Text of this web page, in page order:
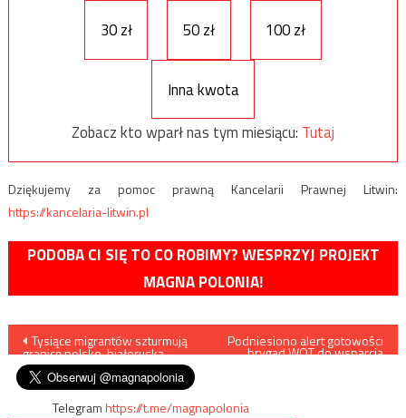
30 zł
50 zł 100 zł
Inna kwota
Zobacz kto wparł nas tym miesiącu: Tutaj
Dziękujemy za pomoc prawną Kancelarii Prawnej Litwin:
https://kancelaria-litwin.pl
PODOBA CI SIĘ TO CO ROBIMY? WESPRZYJ PROJEKT
MAGNA POLONIA!
Nawigacja
wpisu
Tysiące migrantów szturmują
granicę polsko-białoruską
Podniesiono alert gotowości
brygad WOT do wsparcia
Telegramhttps://t.me/magnapolonia